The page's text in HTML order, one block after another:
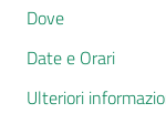
Dove
Date e Orari
Ulteriori